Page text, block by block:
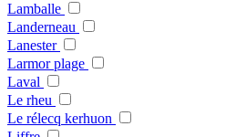
Lamballe
Landerneau
Lanester
Larmor plage
Laval
Le rheu
Le rélecq kerhuon